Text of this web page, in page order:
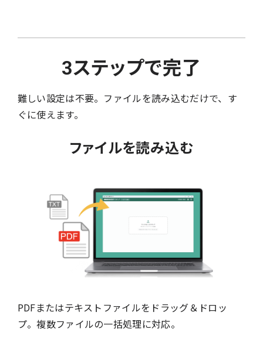
3ステップで完了
難しい設定は不要。ファイルを読み込むだけで、す
ぐに使えます。
ファイルを読み込む
PDFまたはテキストファイルをドラッグ＆ドロッ
プ。複数ファイルの一括処理に対応。